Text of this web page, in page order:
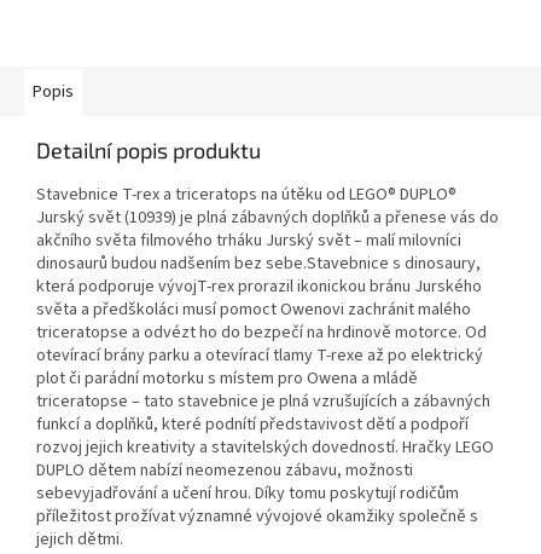
Popis
Detailní popis produktu
Stavebnice T-rex a triceratops na útěku od LEGO® DUPLO®
Jurský svět (10939) je plná zábavných doplňků a přenese vás do
akčního světa filmového trháku Jurský svět – malí milovníci
dinosaurů budou nadšením bez sebe.Stavebnice s dinosaury,
která podporuje vývojT-rex prorazil ikonickou bránu Jurského
světa a předškoláci musí pomoct Owenovi zachránit malého
triceratopse a odvézt ho do bezpečí na hrdinově motorce. Od
otevírací brány parku a otevírací tlamy T-rexe až po elektrický
plot či parádní motorku s místem pro Owena a mládě
triceratopse – tato stavebnice je plná vzrušujících a zábavných
funkcí a doplňků, které podnítí představivost dětí a podpoří
rozvoj jejich kreativity a stavitelských dovedností. Hračky LEGO
DUPLO dětem nabízí neomezenou zábavu, možnosti
sebevyjadřování a učení hrou. Díky tomu poskytují rodičům
příležitost prožívat významné vývojové okamžiky společně s
jejich dětmi.